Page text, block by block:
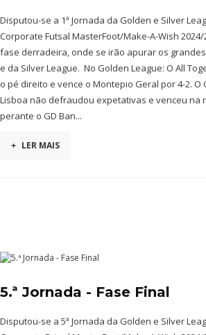
Disputou-se a 1ª Jornada da Golden e Silver
Corporate Futsal MasterFoot/Make-A-Wish
fase derradeira, onde se irão apurar os
e da Silver League. No Golden League: O All
o pé direito e vence o Montepio Geral por 4-2. O
Lisboa não defraudou expetativas e venceu na
perante o GD Ban...
+ LER MAIS
5.ª Jornada - Fase Final
Disputou-se a 5ª Jornada da Golden e Silver